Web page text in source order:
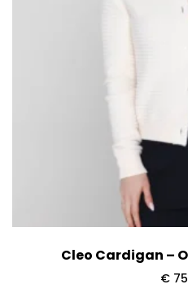
Cleo Cardigan –
€